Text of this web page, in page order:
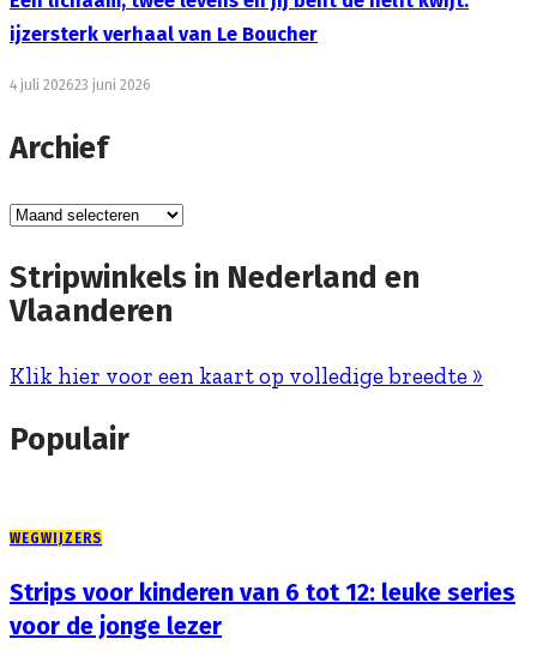
ijzersterk verhaal van Le Boucher
4 juli 202623 juni 2026
Archief
Archief
Stripwinkels in Nederland en
Vlaanderen
Klik hier voor een kaart op volledige breedte »
Populair
WEGWIJZERS
Strips voor kinderen van 6 tot 12: leuke series
voor de jonge lezer